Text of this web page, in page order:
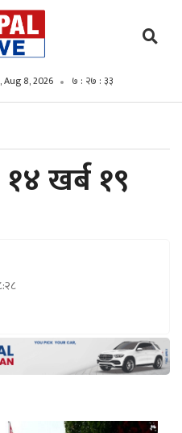
Aug 8, 2026 ७ : २७ : ३४
खर्ब १९